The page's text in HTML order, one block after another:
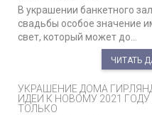
В украшении банкетного
свадьбы особое значение
свет, который может до...
ЧИТАТЬ
УКРАШЕНИЕ ДОМА
ИДЕИ К НОВОМУ 2021 ГОДУ
ТОЛЬКО